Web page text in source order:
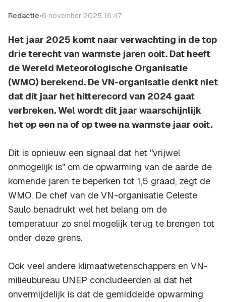
Redactie•6 november 2025 16:47
Het jaar 2025 komt naar verwachting in de top
drie terecht van warmste jaren ooit. Dat heeft
de Wereld Meteorologische Organisatie
(WMO) berekend. De VN-organisatie denkt niet
dat dit jaar het hitterecord van 2024 gaat
verbreken. Wel wordt dit jaar waarschijnlijk
het op een na of op twee na warmste jaar ooit.
Dit is opnieuw een signaal dat het "vrijwel
onmogelijk is" om de opwarming van de aarde de
komende jaren te beperken tot 1,5 graad, zegt de
WMO. De chef van de VN-organisatie Celeste
Saulo benadrukt wel het belang om de
temperatuur zo snel mogelijk terug te brengen tot
onder deze grens.
Ook veel andere klimaatwetenschappers en VN-
milieubureau UNEP concludeerden al dat het
onvermijdelijk is dat de gemiddelde opwarming